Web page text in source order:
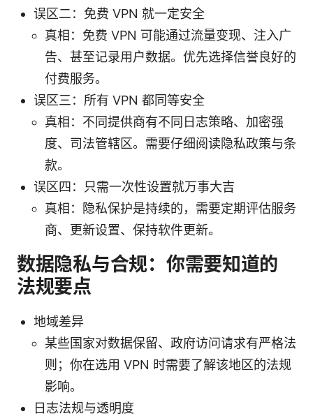
误区二：免费 VPN 就一定安全
真相：免费 VPN 可能通过流量变现、注入广
告、甚至记录用户数据。优先选择信誉良好的
付费服务。
误区三：所有 VPN 都同等安全
真相：不同提供商有不同日志策略、加密强
度、司法管辖区。需要仔细阅读隐私政策与条
款。
误区四：只需一次性设置就万事大吉
真相：隐私保护是持续的，需要定期评估服务
商、更新设置、保持软件更新。
数据隐私与合规：你需要知道的
法规要点
地域差异
某些国家对数据保留、政府访问请求有严格法
则；你在选用 VPN 时需要了解该地区的法规
影响。
日志法规与透明度